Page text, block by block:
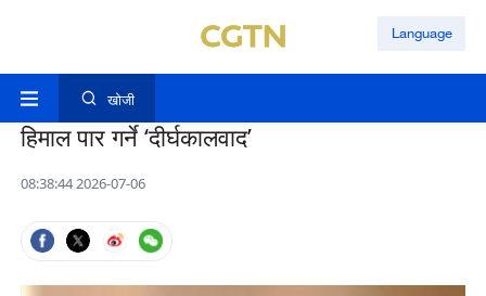
Language
खोजी
हिमाल पार गर्ने ‘दीर्घकालवाद’
08:38:44 2026-07-06